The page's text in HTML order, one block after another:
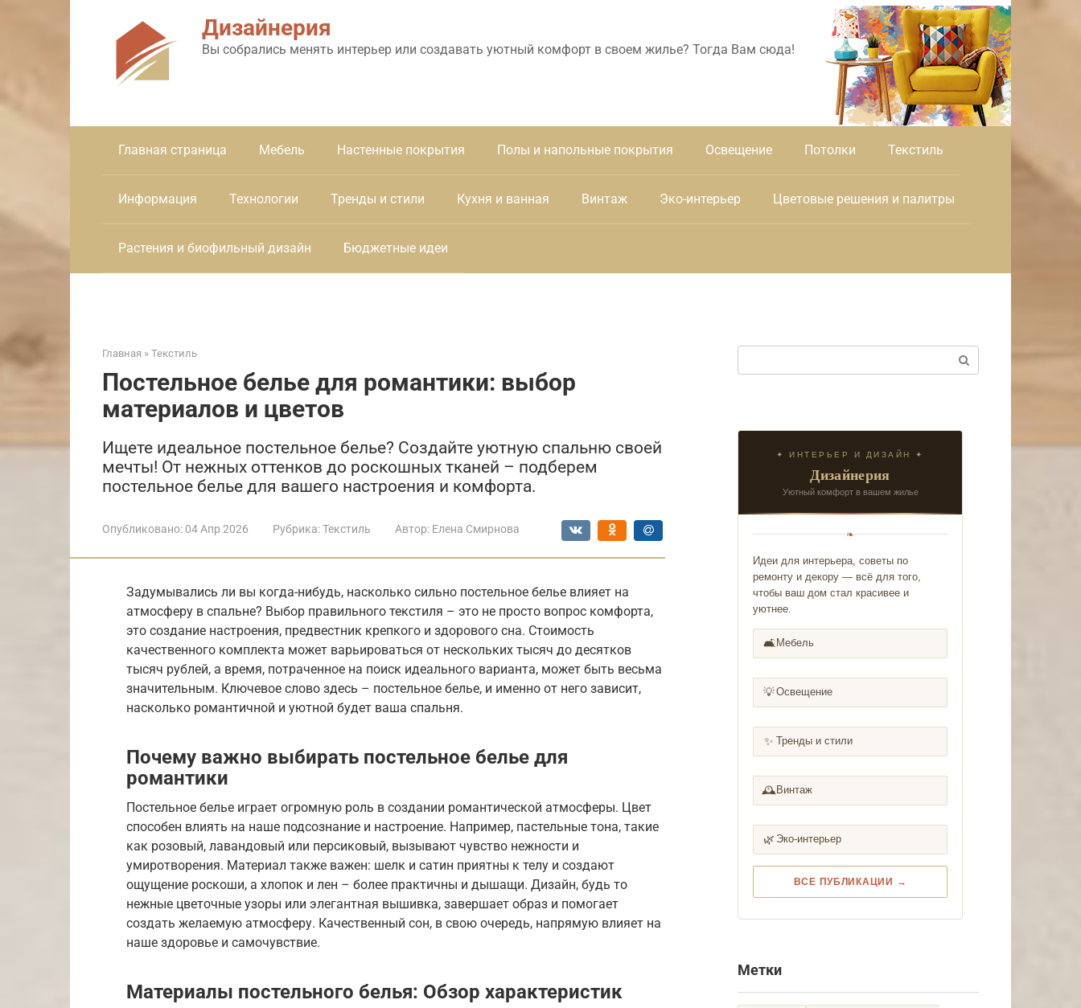
Дизайнерия
Вы собрались менять интерьер или создавать уютный комфорт в своем жилье? Тогда Вам сюда!
Главная страница Мебель Настенные покрытия Полы и напольные покрытия Освещение Потолки Текстиль
Информация Технологии Тренды и стили Кухня и ванная Винтаж Эко-интерьер Цветовые решения и палитры
Растения и биофильный дизайн Бюджетные идеи
Главная » Текстиль
Постельное белье для романтики: выбор
материалов и цветов
Ищете идеальное постельное белье? Создайте уютную спальню своей
мечты! От нежных оттенков до роскошных тканей – подберем
постельное белье для вашего настроения и комфорта.
Опубликовано: 04 Апр 2026 Рубрика:Текстиль Автор: Елена Смирнова
Задумывались ли вы когда-нибудь, насколько сильно постельное белье влияет на
атмосферу в спальне? Выбор правильного текстиля – это не просто вопрос комфорта,
это создание настроения, предвестник крепкого и здорового сна. Стоимость
качественного комплекта может варьироваться от нескольких тысяч до десятков
тысяч рублей, а время, потраченное на поиск идеального варианта, может быть весьма
значительным. Ключевое слово здесь – постельное белье, и именно от него зависит,
насколько романтичной и уютной будет ваша спальня.
Почему важно выбирать постельное белье для
романтики
Постельное белье играет огромную роль в создании романтической атмосферы. Цвет
способен влиять на наше подсознание и настроение. Например, пастельные тона, такие
как розовый, лавандовый или персиковый, вызывают чувство нежности и
умиротворения. Материал также важен: шелк и сатин приятны к телу и создают
ощущение роскоши, а хлопок и лен – более практичны и дышащи. Дизайн, будь то
нежные цветочные узоры или элегантная вышивка, завершает образ и помогает
создать желаемую атмосферу. Качественный сон, в свою очередь, напрямую влияет на
наше здоровье и самочувствие.
Материалы постельного белья: Обзор характеристик
✦ ИНТЕРЬЕР И ДИЗАЙН ✦
Дизайнерия
Уютный комфорт в вашем жилье
❧
Идеи для интерьера, советы по
ремонту и декору — всё для того,
чтобы ваш дом стал красивее и
уютнее.
🛋️ Мебель
💡Освещение
✨ Тренды и стили
🕰️ Винтаж
🌿 Эко-интерьер
ВСЕ ПУБЛИКАЦИИ →
Метки